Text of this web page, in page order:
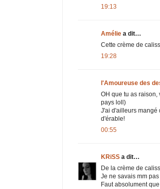
19:13
Amélie a dit…
Cette crème de
19:28
l'Amoureuse des
OH que tu as
pays loll)
J'ai d'ailleurs mangé
d'érable!
00:55
KRiSS a dit…
De la crème de
Je ne savais mm
Faut absolument